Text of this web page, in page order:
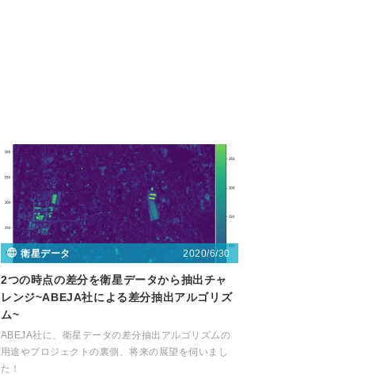
衛星データ 2020/6/30
2つの時点の差分を衛星データから抽出チャ
レンジ~ABEJA社による差分抽出アルゴリズ
ム~
ABEJA社に、衛星データの差分抽出アルゴリズムの
用途やプロジェクトの裏側、将来の展望を伺いまし
た！